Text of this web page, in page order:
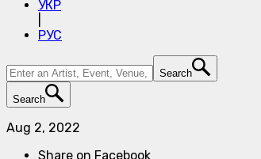
УКР
РУС
Search
Search
Aug 2, 2022
Share on Facebook